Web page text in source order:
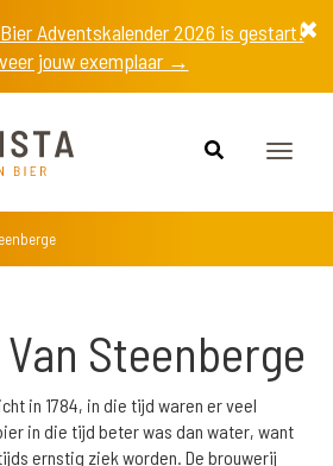
Adventskalender 2026 is gestart!
jouw exemplaar →
Toggle
Steenberge
in 1784, in die tijd waren er veel
in die tijd beter was dan water, want
ernstig ziek worden. De brouwerij